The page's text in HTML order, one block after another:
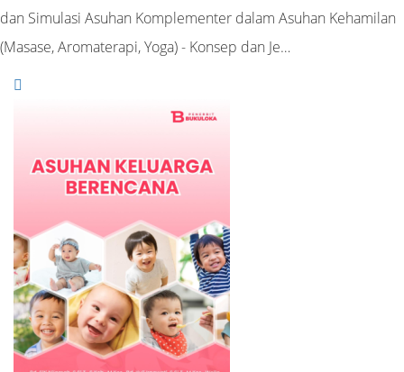
dan Simulasi Asuhan Komplementer dalam Asuhan Kehamilan
(Masase, Aromaterapi, Yoga) - Konsep dan Je…